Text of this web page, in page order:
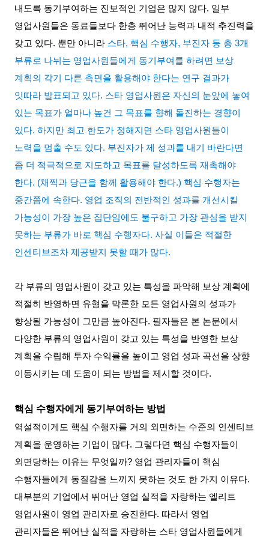
내도록 동기부여하는 진보적인 기업은 많지 않다. 일부
영업사원들은 동료들보다 한층 뛰어난 능력과 내적 추진력을
갖고 있다. 뿐만 아니라 스타, 핵심 수행자, 부진자 등 총 3개
부류로 나뉘는 영업사원들에게 동기부여를 하려면 보상
계획의 각기 다른 측면을 활용해야 한다는 연구 결과가
잇따라 발표되고 있다. 스타 영업사원은 자신의 눈앞에 놓여
있는 목표가 얼마나 높건 그 목표를 향해 돌진하는 경향이
있다.하지만 최고 한도가 정해지면 스타 영업사원들이
노력을 멈출 수도 있다. 부진자가 제 성과를 내기 바란다면
좀 더 적극적으로 지도하고 목표를 달성하도록 재촉해야
한다. (채찍과 당근을 함께 활용해야 한다.) 핵심 수행자는
중간쯤에 속한다. 영업 조직의 전반적인 성과를 개선시킬
가능성이 가장 높은 집단임에도 불구하고 가장 관심을 받지
못하는 부류가 바로 핵심 수행자다.사실 이들은 적절한
인센티브조차 제공받지 못할 때가 많다.
각 부류의 영업사원이 갖고 있는 특성을 파악해 보상 계획에
적절히 반영하면 유형을 막론한 모든 영업사원의 성과가
향상될 가능성이 그만큼 높아진다. 필자들은 본 논문에서
다양한 부류의 영업사원이 갖고 있는 특성을 반영한 보상
계획을 수립해 투자 수익률을 높이고 영업 성과 곡선을 상향
이동시키는 데 도움이 되는 방법을 제시할 것이다.
핵심 수행자에게 동기부여하는 방법
역설적이게도 핵심 수행자를 거의 외면하는 수준의 인센티브
계획을 운영하는 기업이 많다. 그렇다면 핵심 수행자들이
외면당하는 이유는 무엇일까? 영업 관리자들이 핵심
수행자들에게 동질감을 느끼지 못하는 것도 한 가지 이유다.
대부분의 기업에서 뛰어난 영업 실적을 자랑하는 엘리트
영업사원이 영업 관리자로 승진한다. 따라서 영업
관리자들은 뛰어난 실적을 자랑하는 스타 영업사원들에게